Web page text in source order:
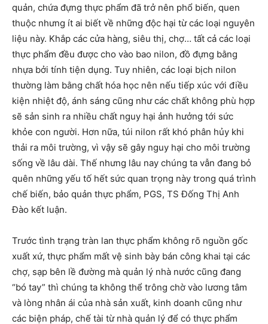
quản, chứa đựng thực phẩm đã trở nên phổ biến, quen
thuộc nhưng ít ai biết về những độc hại từ các loại nguyên
liệu này. Khắp các cửa hàng, siêu thị, chợ… tất cả các loại
thực phẩm đều được cho vào bao nilon, đồ đựng bằng
nhựa bởi tính tiện dụng. Tuy nhiên, các loại bịch nilon
thường làm bằng chất hóa học nên nếu tiếp xúc với điều
kiện nhiệt độ, ánh sáng cũng như các chất không phù hợp
sẽ sản sinh ra nhiều chất nguy hại ảnh hưởng tới sức
khỏe con người. Hơn nữa, túi nilon rất khó phân hủy khi
thải ra môi trường, vì vậy sẽ gây nguy hại cho môi trường
sống về lâu dài. Thế nhưng lâu nay chúng ta vẫn đang bỏ
quên những yếu tố hết sức quan trọng này trong quá trình
chế biến, bảo quản thực phẩm, PGS, TS Đống Thị Anh
Đào kết luận.
Trước tình trạng tràn lan thực phẩm không rõ nguồn gốc
xuất xứ, thực phẩm mất vệ sinh bày bán công khai tại các
chợ, sạp bên lề đường mà quản lý nhà nước cũng đang
“bó tay” thì chúng ta không thể trông chờ vào lương tâm
và lòng nhân ái của nhà sản xuất, kinh doanh cũng như
các biện pháp, chế tài từ nhà quản lý để có thực phẩm